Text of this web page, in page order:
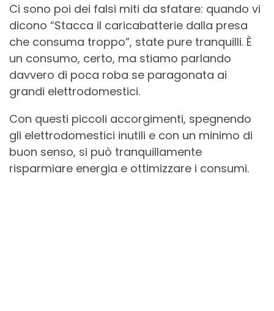
Ci sono poi dei falsi miti da sfatare: quando vi
dicono “Stacca il caricabatterie dalla presa
che consuma troppo”, state pure tranquilli. È
un consumo, certo, ma stiamo parlando
davvero di poca roba se paragonata ai
grandi elettrodomestici.
Con questi piccoli accorgimenti, spegnendo
gli elettrodomestici inutili e con un minimo di
buon senso, si può tranquillamente
risparmiare energia e ottimizzare i consumi.